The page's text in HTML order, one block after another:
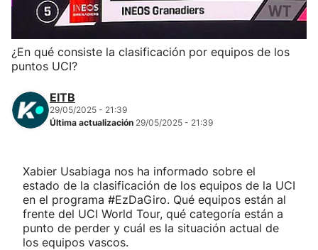
Kirolak 360
Atletismo
Más deportes
"Helmuga"
¿En qué consiste la clasificación por equipos de los
puntos UCI?
EITB
29/05/2025 - 21:39
Última actualización 29/05/2025 - 21:39
Xabier Usabiaga nos ha informado sobre el
estado de la clasificación de los equipos de la UCI
en el programa #EzDaGiro. Qué equipos están al
frente del UCI World Tour, qué categoría están a
punto de perder y cuál es la situación actual de
los equipos vascos.